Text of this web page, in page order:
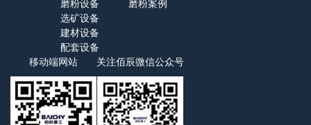
磨粉设备
选矿设备
建材设备
配套设备
磨粉案例
移动端网站 关注佰辰微信公众号